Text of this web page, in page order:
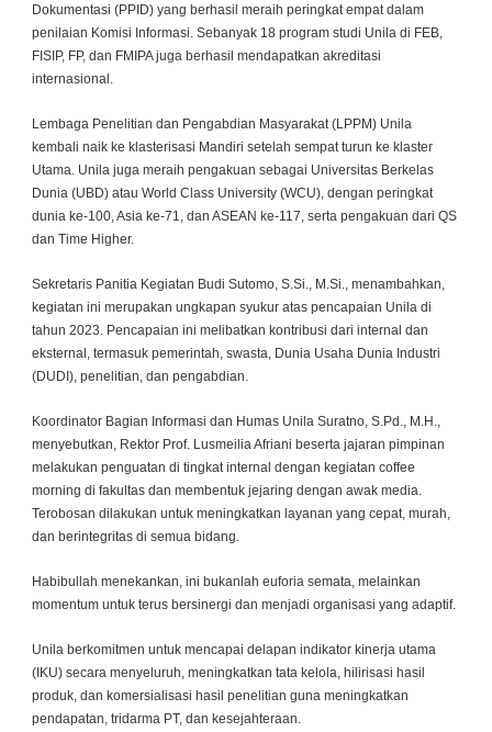
Dokumentasi (PPID) yang berhasil meraih peringkat empat dalam
penilaian Komisi Informasi. Sebanyak 18 program studi Unila di FEB,
FISIP, FP, dan FMIPA juga berhasil mendapatkan akreditasi
internasional.
Lembaga Penelitian dan Pengabdian Masyarakat (LPPM) Unila
kembali naik ke klasterisasi Mandiri setelah sempat turun ke klaster
Utama. Unila juga meraih pengakuan sebagai Universitas Berkelas
Dunia (UBD) atau World Class University (WCU), dengan peringkat
dunia ke-100, Asia ke-71, dan ASEAN ke-117, serta pengakuan dari QS
dan Time Higher.
Sekretaris Panitia Kegiatan Budi Sutomo, S.Si., M.Si., menambahkan,
kegiatan ini merupakan ungkapan syukur atas pencapaian Unila di
tahun 2023. Pencapaian ini melibatkan kontribusi dari internal dan
eksternal, termasuk pemerintah, swasta, Dunia Usaha Dunia Industri
(DUDI), penelitian, dan pengabdian.
Koordinator Bagian Informasi dan Humas Unila Suratno, S.Pd., M.H.,
menyebutkan, Rektor Prof. Lusmeilia Afriani beserta jajaran pimpinan
melakukan penguatan di tingkat internal dengan kegiatan coffee
morning di fakultas dan membentuk jejaring dengan awak media.
Terobosan dilakukan untuk meningkatkan layanan yang cepat, murah,
dan berintegritas di semua bidang.
Habibullah menekankan, ini bukanlah euforia semata, melainkan
momentum untuk terus bersinergi dan menjadi organisasi yang adaptif.
Unila berkomitmen untuk mencapai delapan indikator kinerja utama
(IKU) secara menyeluruh, meningkatkan tata kelola, hilirisasi hasil
produk, dan komersialisasi hasil penelitian guna meningkatkan
pendapatan, tridarma PT, dan kesejahteraan.